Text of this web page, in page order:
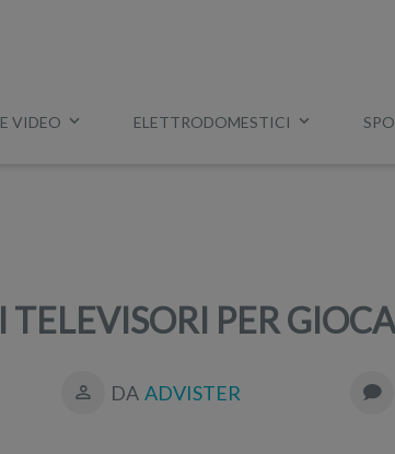
VIDEO ELETTRODOMESTICI
PER
DA ADVISTER